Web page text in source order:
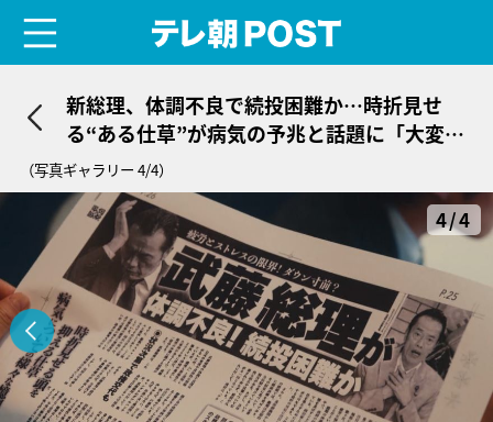
新総理、体調不良で続投困難か…時折見せ
る“ある仕草”が病気の予兆と話題に「大変す
ぎる」＜民王Ｒ＞
（写真ギャラリー 4/4）
4/4